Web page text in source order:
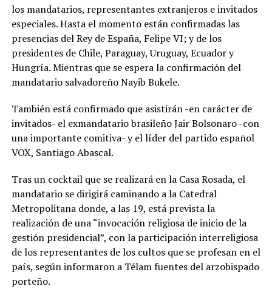
los mandatarios, representantes extranjeros e invitados
especiales. Hasta el momento están confirmadas las
presencias del Rey de España, Felipe VI; y de los
presidentes de Chile, Paraguay, Uruguay, Ecuador y
Hungría. Mientras que se espera la confirmación del
mandatario salvadoreño Nayib Bukele.
También está confirmado que asistirán -en carácter de
invitados- el exmandatario brasileño Jair Bolsonaro -con
una importante comitiva- y el líder del partido español
VOX, Santiago Abascal.
Tras un cocktail que se realizará en la Casa Rosada, el
mandatario se dirigirá caminando a la Catedral
Metropolitana donde, a las 19, está prevista la
realización de una “invocación religiosa de inicio de la
gestión presidencial”, con la participación interreligiosa
de los representantes de los cultos que se profesan en el
país, según informaron a Télam fuentes del arzobispado
porteño.